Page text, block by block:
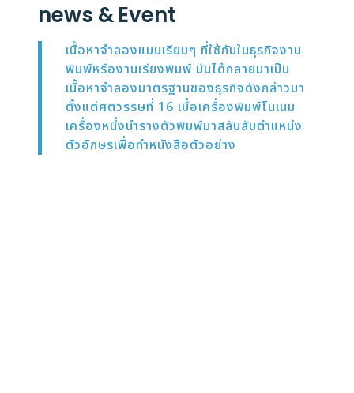
news & Event
เนื้อหาจำลองแบบเรียบๆ ที่ใช้กันในธุรกิจงาน
พิมพ์หรืองานเรียงพิมพ์ มันได้กลายมาเป็น
เนื้อหาจำลองมาตรฐานของธุรกิจดังกล่าวมา
ตั้งแต่ศตวรรษที่ 16 เมื่อเครื่องพิมพ์โนเนม
เครื่องหนึ่งนำรางตัวพิมพ์มาสลับสับตำแหน่ง
ตัวอักษรเพื่อทำหนังสือตัวอย่าง